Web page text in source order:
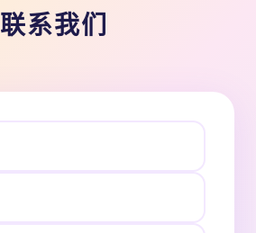
联系我们